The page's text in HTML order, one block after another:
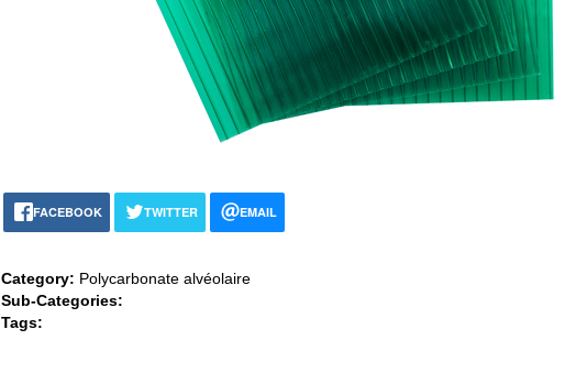
FACEBOOK TWITTER EMAIL
Category: Polycarbonate alvéolaire
Sub-Categories:
Tags: